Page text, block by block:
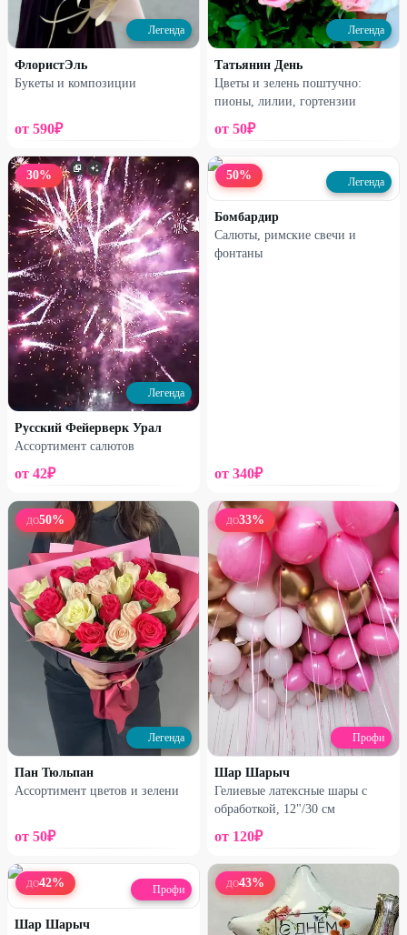
3290₽ 6500₽ 2700₽5400₽
52%
Легенда
Сердце-гигант и фонтан из 5
шаров
2380₽5000₽
50 %
%
Легенда
Композиция из шаров
«Нежный мишка»
1340 ₽ 2700₽
Легенда
Фонтан из шаров «Нежность»
990₽ 2000₽
% %
Легенда
Легенда
ФлористЭль
Букеты и композиции
от 590₽
Легенда
Татьянин День
Цветы и зелень поштучно:
пионы, лилии, гортензии
от 50₽
30%
Легенда
Русский Фейерверк Урал
Ассортимент салютов
от 42₽
50% Легенда
Бомбардир
Салюты, римские свечи и
фонтаны
от 340₽
ДО50%
Легенда
Пан Тюльпан
Ассортимент цветов и зелени
от 50₽
ДО33%
Профи
Шар Шарыч
Гелиевые латексные шары с
обработкой, 12"/30 см
от 120₽
ДО42% Профи
Шар Шарыч
ДО43%